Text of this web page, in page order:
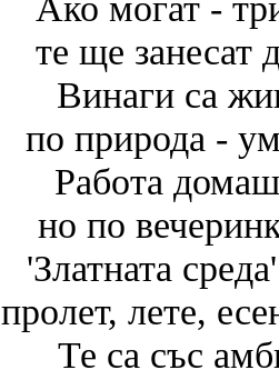
те ще занесат
Винаги са
по природа -
Работа
но по
'Златната
пролет, лете,
Те са със